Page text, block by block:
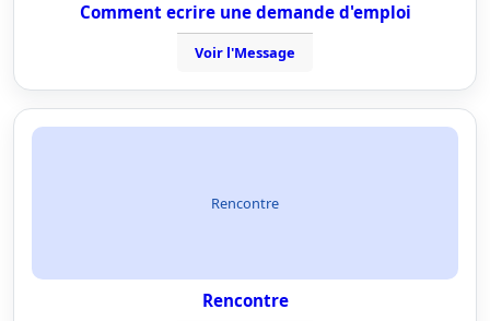
Comment ecrire une demande d'emploi
Voir l'Message
Rencontre
Rencontre